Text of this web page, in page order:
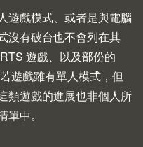
遊戲模式、或者是與電腦
沒有破台也不會列在其
遊戲、以及部份的
遊戲雖有單人模式，但
類遊戲的進展也非個人所
單中。